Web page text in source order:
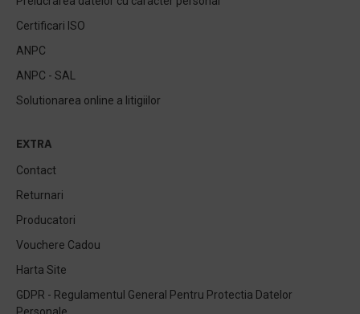
Certificari ISO
ANPC
ANPC - SAL
Solutionarea online a litigiilor
EXTRA
Contact
Returnari
Producatori
Vouchere Cadou
Harta Site
GDPR - Regulamentul General Pentru Protectia Datelor